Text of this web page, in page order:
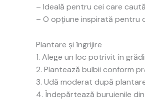
– Ideală pentru cei care
– O opțiune inspirată pentru
Plantare și îngrijire
1. Alege un loc potrivit în
2. Plantează bulbii conform
3. Udă moderat după
4. Îndepărtează buruienile